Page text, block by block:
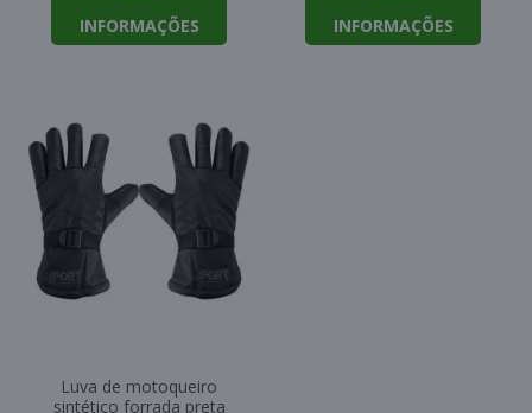
INFORMAÇÕES
INFORMAÇÕES
Luva de motoqueiro
sintético forrada preta